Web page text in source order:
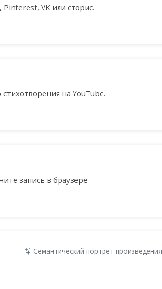
VK или сторис.
на YouTube.
запись в браузере.
Семантический портрет произведения